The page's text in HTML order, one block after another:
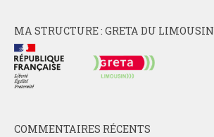
MA STRUCTURE : GRETA DU LIMOUSIN
COMMENTAIRES RÉCENTS